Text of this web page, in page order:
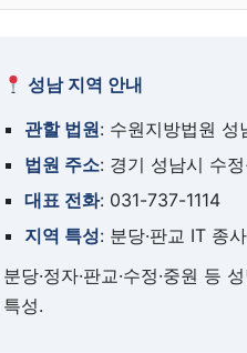
성남 지역 안내
관할 법원: 수원지방법원 성
법원 주소: 경기 성남시 수
대표 전화: 031-737-1114
지역 특성: 분당·판교 IT 종
분당·정자·판교·수정·중원 등
특성.